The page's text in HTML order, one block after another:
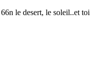
le desert, le soleil..et toi